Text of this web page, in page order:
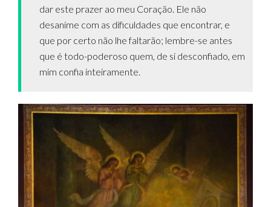
dar este prazer ao meu Coração. Ele não
desanime com as dificuldades que encontrar, e
que por certo não lhe faltarão; lembre-se antes
que é todo-poderoso quem, de si desconfiado, em
mim confia inteiramente.